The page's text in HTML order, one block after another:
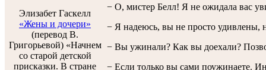
Элизабет Гаскелл
«Жены и дочери»
(перевод В.
Григорьевой) «Начнем
со старой детской
присказки. В стране
− О, мистер Белл! Я не ожидала вас
− Я надеюсь, вы не просто удивлены,
− Вы ужинали? Как вы доехали?
− Если только вы сами поужинаете.